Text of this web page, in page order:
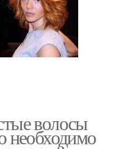
волосы
необходимо